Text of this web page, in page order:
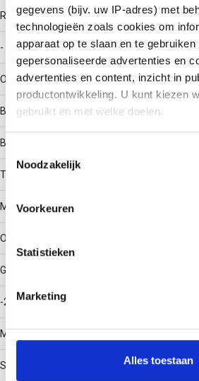
gegevens (bijv. uw IP-adres) met
technologieën zoals cookies om
apparaat op te slaan en te
gepersonaliseerde advertenties en
advertenties en content, inzicht in
productontwikkeling. U kunt kiezen
gebruikt en met welke doelen.
Informatie verzamelen over uw
Uw apparaat identificeren door
op specifieke eigenschappen
verwerkt en stel uw voorkeuren in het
personaliseren, om functies voor
en om ons websiteverkeer te
Noodzakelijk
Voorkeuren
Statistieken
Marketing
Alles toestaan
RAL-nummer
-
Oppervlaktebescherming
Bandverzinkt (sendzimir verzinkt)
Bouwvorm
T-stuk horizontaal
Materiaalkwaliteit
Overig
Gebruikstemperatuur
-20 - 120
Materiaal
Staal